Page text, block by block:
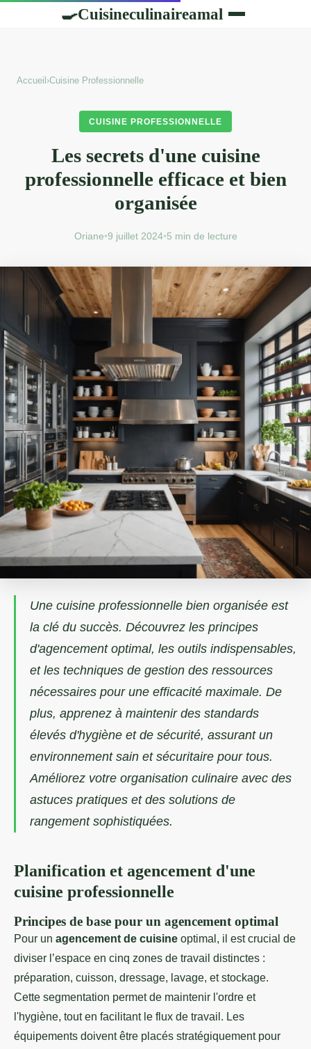
🍳Cuisineculinaireamal
Accueil ›Cuisine Professionnelle
CUISINE PROFESSIONNELLE
Les secrets d'une cuisine
professionnelle efficace et bien
organisée
Oriane•9 juillet 2024•5 min de lecture
Une cuisine professionnelle bien organisée est
la clé du succès. Découvrez les principes
d'agencement optimal, les outils indispensables,
et les techniques de gestion des ressources
nécessaires pour une efficacité maximale. De
plus, apprenez à maintenir des standards
élevés d'hygiène et de sécurité, assurant un
environnement sain et sécuritaire pour tous.
Améliorez votre organisation culinaire avec des
astuces pratiques et des solutions de
rangement sophistiquées.
Planification et agencement d'une
cuisine professionnelle
Principes de base pour un agencement optimal
Pour un agencement de cuisine optimal, il est crucial de
diviser l’espace en cinq zones de travail distinctes :
préparation, cuisson, dressage, lavage, et stockage.
Cette segmentation permet de maintenir l'ordre et
l'hygiène, tout en facilitant le flux de travail. Les
équipements doivent être placés stratégiquement pour